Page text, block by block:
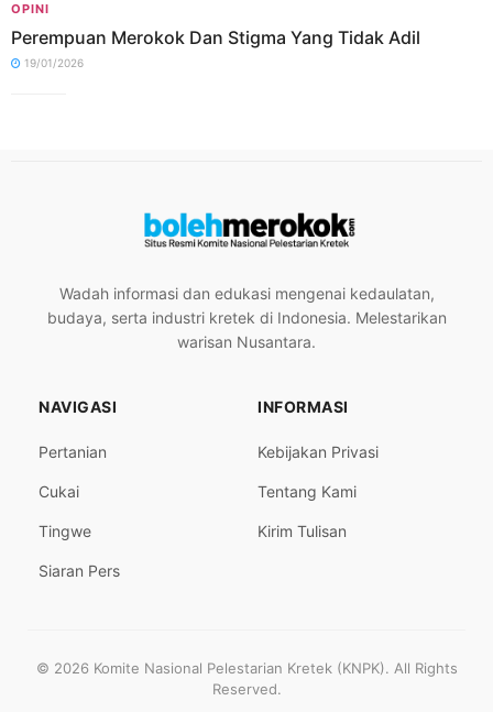
OPINI
Perempuan Merokok Dan Stigma Yang Tidak Adil
19/01/2026
Wadah informasi dan edukasi mengenai kedaulatan,
budaya, serta industri kretek di Indonesia. Melestarikan
warisan Nusantara.
NAVIGASI
Pertanian
Cukai
Tingwe
Siaran Pers
INFORMASI
Kebijakan Privasi
Tentang Kami
Kirim Tulisan
© 2026 Komite Nasional Pelestarian Kretek (KNPK). All Rights
Reserved.